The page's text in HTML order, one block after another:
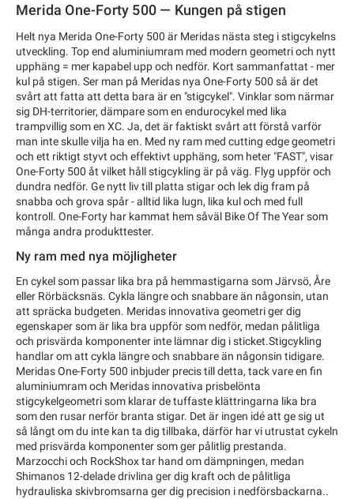
Merida One-Forty 500 — Kungen på stigen
Helt nya Merida One-Forty 500 är Meridas nästa steg i stigcykelns
utveckling. Top end aluminiumram med modern geometri och nytt
upphäng = mer kapabel upp och nedför. Kort sammanfattat - mer
kul på stigen. Ser man på Meridas nya One-Forty 500 så är det
svårt att fatta att detta bara är en "stigcykel". Vinklar som närmar
sig DH-territorier, dämpare som en endurocykel med lika
trampvillig som en XC. Ja, det är faktiskt svårt att förstå varför
man inte skulle vilja ha en. Med ny ram med cutting edge geometri
och ett riktigt styvt och effektivt upphäng, som heter "FAST", visar
One-Forty 500 åt vilket håll stigcykling är på väg. Flyg uppför och
dundra nedför. Ge nytt liv till platta stigar och lek dig fram på
snabba och grova spår - alltid lika lugn, lika kul och med full
kontroll. One-Forty har kammat hem såväl Bike Of The Year som
många andra produkttester.
Ny ram med nya möjligheter
En cykel som passar lika bra på hemmastigarna som Järvsö, Åre
eller Rörbäcksnäs. Cykla längre och snabbare än någonsin, utan
att spräcka budgeten. Meridas innovativa geometri ger dig
egenskaper som är lika bra uppför som nedför, medan pålitliga
och prisvärda komponenter inte lämnar dig i sticket.Stigcykling
handlar om att cykla längre och snabbare än någonsin tidigare.
Meridas One-Forty 500 inbjuder precis till detta, tack vare en fin
aluminiumram och Meridas innovativa prisbelönta
stigcykelgeometri som klarar de tuffaste klättringarna lika bra
som den rusar nerför branta stigar. Det är ingen idé att ge sig ut
så långt om du inte kan ta dig tillbaka, därför har vi utrustat cykeln
med prisvärda komponenter som ger pålitlig prestanda.
Marzocchi och RockShox tar hand om dämpningen, medan
Shimanos 12-delade drivlina ger dig kraft och de pålitliga
hydrauliska skivbromsarna ger dig precision i nedförsbackarna..